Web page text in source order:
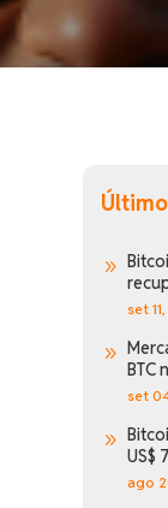
9
set
9
BTC
set
9
US$
ago